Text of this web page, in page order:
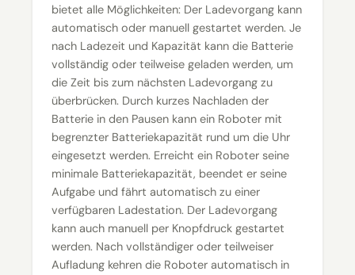
bietet alle Möglichkeiten: Der Ladevorgang kann
automatisch oder manuell gestartet werden. Je
nach Ladezeit und Kapazität kann die Batterie
vollständig oder teilweise geladen werden, um
die Zeit bis zum nächsten Ladevorgang zu
überbrücken. Durch kurzes Nachladen der
Batterie in den Pausen kann ein Roboter mit
begrenzter Batteriekapazität rund um die Uhr
eingesetzt werden. Erreicht ein Roboter seine
minimale Batteriekapazität, beendet er seine
Aufgabe und fährt automatisch zu einer
verfügbaren Ladestation. Der Ladevorgang
kann auch manuell per Knopfdruck gestartet
werden. Nach vollständiger oder teilweiser
Aufladung kehren die Roboter automatisch in